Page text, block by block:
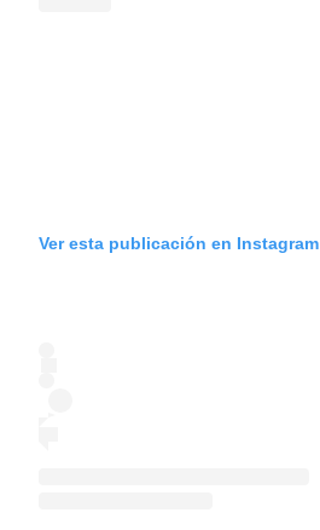
Ver esta publicación en Instagram